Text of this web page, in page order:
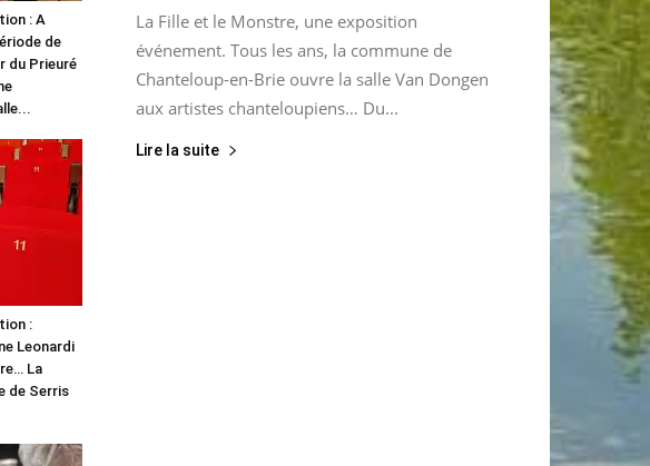
: A
de
du Prieuré
:
Leonardi
La
de Serris
La Fille et le Monstre, une exposition
événement. Tous les ans, la commune de
Chanteloup-en-Brie ouvre la salle Van Dongen
aux artistes chanteloupiens… Du...
Lire la suite